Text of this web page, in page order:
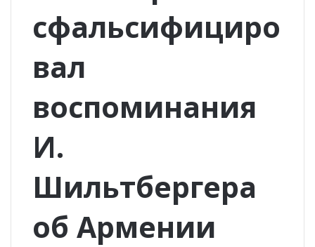
сфальсифициро
вал
воспоминания
И.
Шильтбергера
об Армении